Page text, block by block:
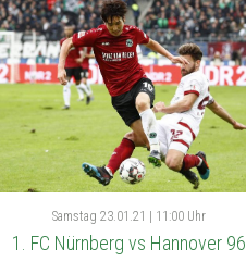
Samstag 23.01.21 | 11:00 Uhr
1. FC Nürnberg vs Hannover 96